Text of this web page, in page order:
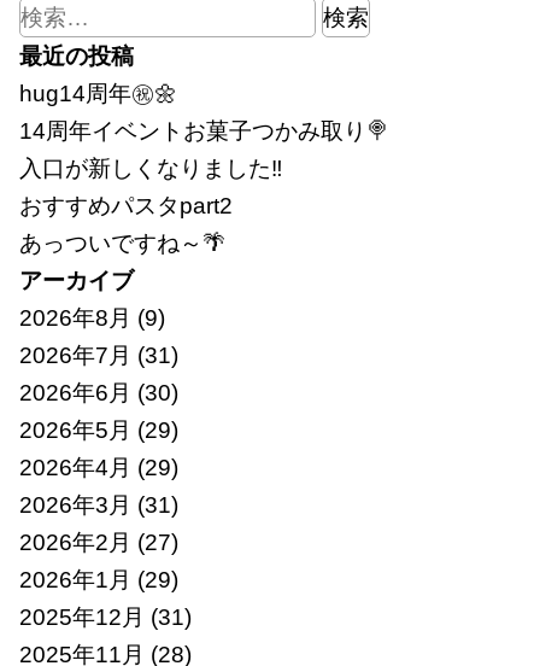
検
索:
最近の投稿
hug14周年㊗🌼
14周年イベントお菓子つかみ取り🍭
入口が新しくなりました‼
おすすめパスタpart2
あっついですね～🌴
アーカイブ
2026年8月 (9)
2026年7月 (31)
2026年6月 (30)
2026年5月 (29)
2026年4月 (29)
2026年3月 (31)
2026年2月 (27)
2026年1月 (29)
2025年12月 (31)
2025年11月 (28)